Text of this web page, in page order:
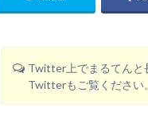
Twitter上でまるてんと
Twitterもご覧ください